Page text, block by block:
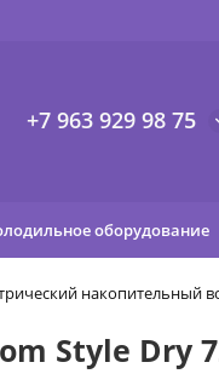
+7 963 929 98 75
оборудование
накопительный
Style Dry